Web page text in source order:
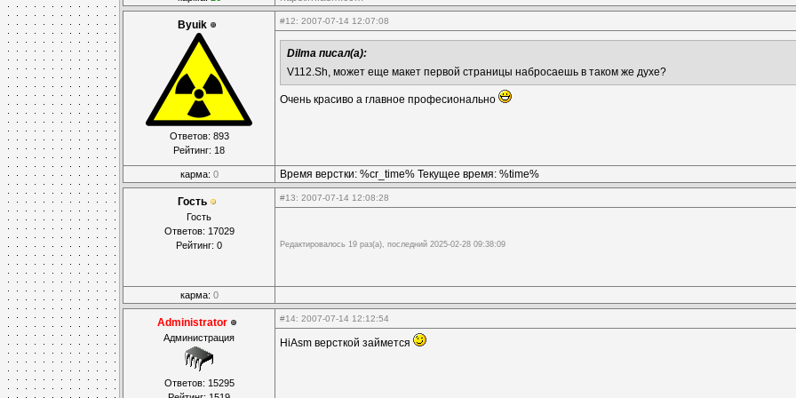
Byuik
Ответов: 893
Рейтинг: 18
#12: 2007-07-14 12:07:08
Dilma писал(а):
V112.Sh, может еще макет первой страницы набросаешь в таком же духе?
Очень красиво а главное професионально
карма: 0 Время верстки: %cr_time% Текущее время: %time%
Гость
Гость
Ответов: 17029
Рейтинг: 0
#13: 2007-07-14 12:08:28
Редактировалось 19 раз(а), последний 2025-02-28 09:38:09
карма: 0
Administrator
Администрация
Ответов: 15295
#14: 2007-07-14 12:12:54
HiAsm версткой займется